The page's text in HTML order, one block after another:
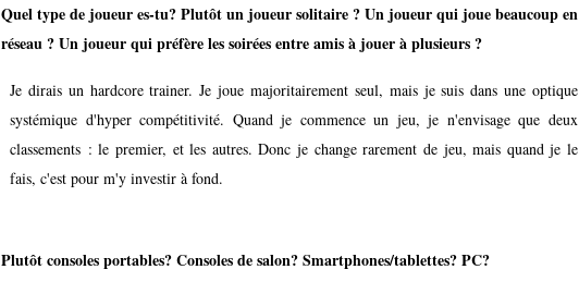
Quel type de joueur es-tu? Plutôt un joueur solitaire ? Un joueur qui joue beaucoup en
réseau ? Un joueur qui préfère les soirées entre amis à jouer à plusieurs ?
Je dirais un hardcore trainer. Je joue majoritairement seul, mais je suis dans une optique
systémique d'hyper compétitivité. Quand je commence un jeu, je n'envisage que deux
classements : le premier, et les autres. Donc je change rarement de jeu, mais quand je le
fais, c'est pour m'y investir à fond.
Plutôt consoles portables? Consoles de salon? Smartphones/tablettes? PC?